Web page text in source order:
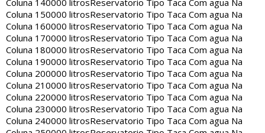
Coluna 140000 litrosReservatorio Tipo Taca Com agua Na
Coluna 150000 litrosReservatorio Tipo Taca Com agua Na
Coluna 160000 litrosReservatorio Tipo Taca Com agua Na
Coluna 170000 litrosReservatorio Tipo Taca Com agua Na
Coluna 180000 litrosReservatorio Tipo Taca Com agua Na
Coluna 190000 litrosReservatorio Tipo Taca Com agua Na
Coluna 200000 litrosReservatorio Tipo Taca Com agua Na
Coluna 210000 litrosReservatorio Tipo Taca Com agua Na
Coluna 220000 litrosReservatorio Tipo Taca Com agua Na
Coluna 230000 litrosReservatorio Tipo Taca Com agua Na
Coluna 240000 litrosReservatorio Tipo Taca Com agua Na